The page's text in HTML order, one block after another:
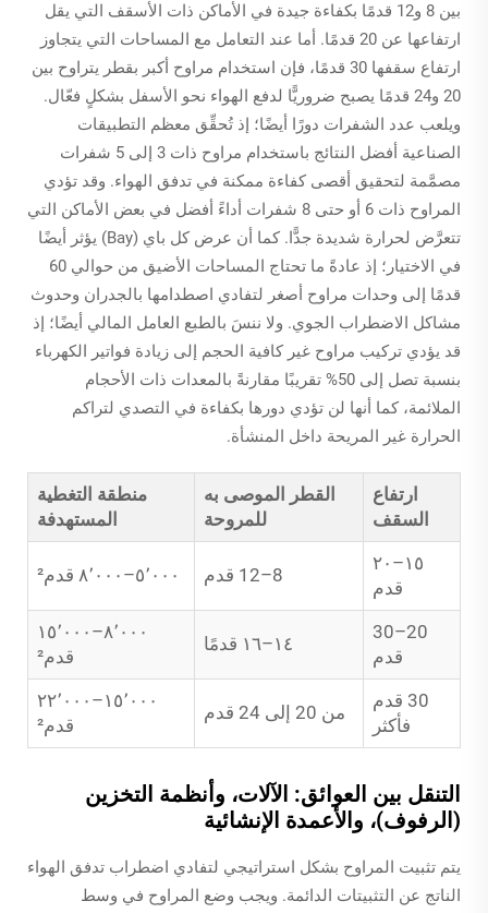
بين 8 و12 قدمًا بكفاءة جيدة في الأماكن ذات الأسقف التي يقل
ارتفاعها عن 20 قدمًا. أما عند التعامل مع المساحات التي يتجاوز
ارتفاع سقفها 30 قدمًا، فإن استخدام مراوح أكبر بقطر يتراوح بين
20 و24 قدمًا يصبح ضروريًّا لدفع الهواء نحو الأسفل بشكلٍ فعّال.
ويلعب عدد الشفرات دورًا أيضًا؛ إذ تُحقِّق معظم التطبيقات
الصناعية أفضل النتائج باستخدام مراوح ذات 3 إلى 5 شفرات
مصمَّمة لتحقيق أقصى كفاءة ممكنة في تدفق الهواء. وقد تؤدي
المراوح ذات 6 أو حتى 8 شفرات أداءً أفضل في بعض الأماكن التي
تتعرَّض لحرارة شديدة جدًّا. كما أن عرض كل باي (Bay) يؤثر أيضًا
في الاختيار؛ إذ عادةً ما تحتاج المساحات الأضيق من حوالي 60
قدمًا إلى وحدات مراوح أصغر لتفادي اصطدامها بالجدران وحدوث
مشاكل الاضطراب الجوي. ولا ننسَ بالطبع العامل المالي أيضًا؛ إذ
قد يؤدي تركيب مراوح غير كافية الحجم إلى زيادة فواتير الكهرباء
بنسبة تصل إلى 50% تقريبًا مقارنةً بالمعدات ذات الأحجام
الملائمة، كما أنها لن تؤدي دورها بكفاءة في التصدي لتراكم
الحرارة غير المريحة داخل المنشأة.
ارتفاع
السقف
القطر الموصى به
للمروحة
منطقة التغطية
المستهدفة
١٥–٢٠
قدم
8–12 قدم ٥٬٠٠٠–٨٬٠٠٠ قدم²
20–30
قدم
١٤–١٦ قدمًا
٨٬٠٠٠–١٥٬٠٠٠
قدم²
30 قدم
فأكثر
من 20 إلى 24 قدم
١٥٬٠٠٠–٢٢٬٠٠٠
قدم²
التنقل بين العوائق: الآلات، وأنظمة التخزين
(الرفوف)، والأعمدة الإنشائية
يتم تثبيت المراوح بشكل استراتيجي لتفادي اضطراب تدفق الهواء
الناتج عن التثبيتات الدائمة. ويجب وضع المراوح في وسط